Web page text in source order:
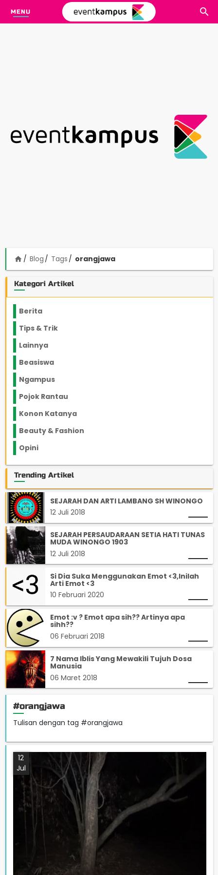
MENU
home Blog Tags orangjawa
Kategori Artikel
Berita
Tips & Trik
Lainnya
Beasiswa
Ngampus
Pojok Rantau
Konon Katanya
Beauty & Fashion
Opini
Trending Artikel
SEJARAH DAN ARTI LAMBANG SH WINONGO
12 Juli 2018
SEJARAH PERSAUDARAAN SETIA HATI TUNAS
MUDA WINONGO 1903
12 Juli 2018
Si Dia Suka Menggunakan Emot <3,Inilah
Arti Emot <3
10 Februari 2020
Emot :v ? Emot apa sih?? Artinya apa
sihh??
06 Februari 2018
7 Nama Iblis Yang Mewakili Tujuh Dosa
Manusia
06 Maret 2018
#orangjawa
Tulisan dengan tag #orangjawa
12
Jul